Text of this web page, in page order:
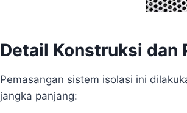
Detail Konstruksi dan
Pemasangan sistem isolasi ini
jangka panjang: